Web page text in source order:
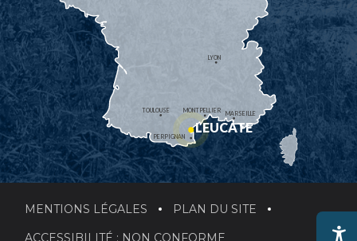
MONTPELLIER
PERPIGNAN
MARSEILLE
TOULOUSE
LYON
LEUCATE
MENTIONS LÉGALES PLAN DU SITE
ACCESSIBILITÉ : NON CONFORME